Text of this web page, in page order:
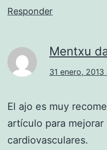
Responder
Mentxu
31 enero,
El ajo es muy
artículo para mejorar
cardiovasculares.